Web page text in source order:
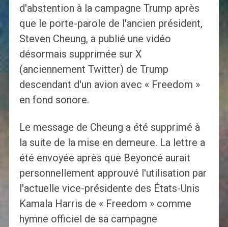
d'abstention à la campagne Trump après
que le porte-parole de l'ancien président,
Steven Cheung, a publié une vidéo
désormais supprimée sur X
(anciennement Twitter) de Trump
descendant d'un avion avec « Freedom »
en fond sonore.
Le message de Cheung a été supprimé à
la suite de la mise en demeure. La lettre a
été envoyée après que Beyoncé aurait
personnellement approuvé l'utilisation par
l'actuelle vice-présidente des États-Unis
Kamala Harris de « Freedom » comme
hymne officiel de sa campagne